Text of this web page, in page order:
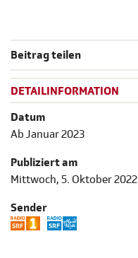
Beitrag teilen
DETAILINFORMATION
Datum
Ab Januar 2023
Publiziert am
Mittwoch, 5. Oktober 2022
Sender